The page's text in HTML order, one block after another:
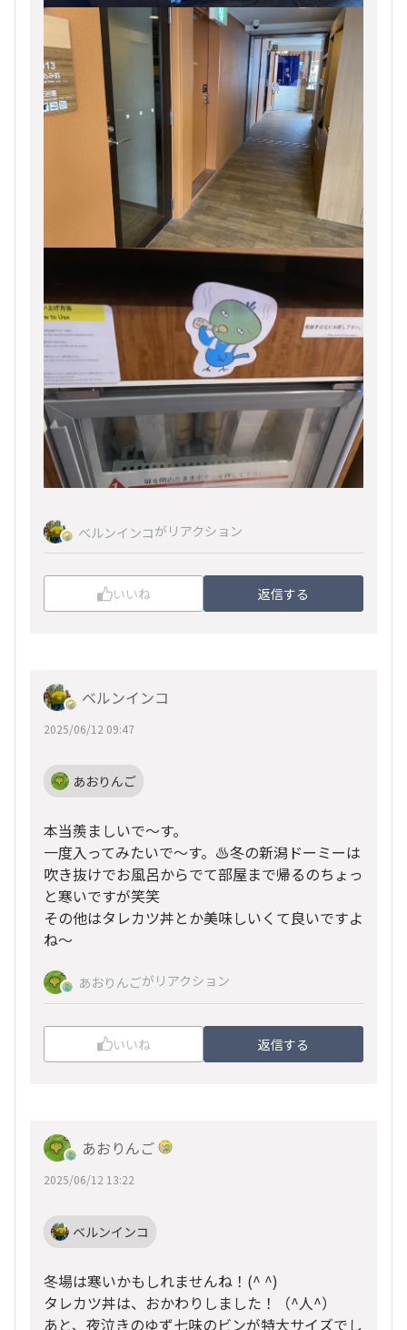
ベルンインコがリアクション
いいね 返信する
ベルンインコ
2025/06/12 09:47
あおりんご
本当羨ましいで〜す。
一度入ってみたいで〜す。♨️冬の新潟ドーミーは
吹き抜けでお風呂からでて部屋まで帰るのちょっ
と寒いですが笑笑
その他はタレカツ丼とか美味しいくて良いですよ
ね〜
あおりんごがリアクション
いいね 返信する
あおりんご
2025/06/12 13:22
ベルンインコ
冬場は寒いかもしれませんね！(^ ^)
タレカツ丼は、おかわりしました！（^人^）
あと、夜泣きのゆず七味のビンが特大サイズでし